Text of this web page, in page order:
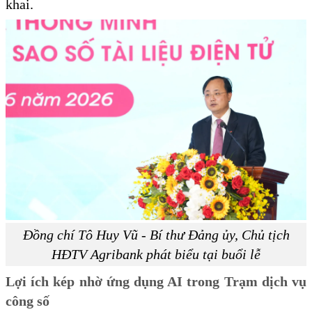
khai.
Đồng chí Tô Huy Vũ - Bí thư Đảng ủy, Chủ tịch
HĐTV Agribank phát biểu tại buổi lễ
Lợi ích kép nhờ ứng dụng AI trong Trạm dịch vụ
công số